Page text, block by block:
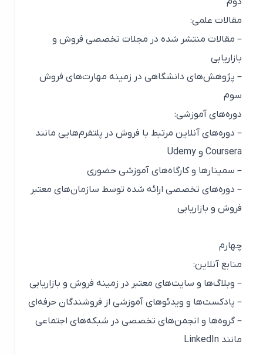
مقالات علمی:
– مقالات منتشر شده در مجلات تخصصی فروش و
بازاریابی
– پژوهش‌های دانشگاهی در زمینه مهارت‌های فروش
سوم
دوره‌های آموزشی:
– دوره‌های آنلاین مرتبط با فروش در پلتفرم‌هایی مانند
Coursera و Udemy
– سمینارها و کارگاه‌های آموزشی حضوری
– دوره‌های تخصصی ارائه شده توسط سازمان‌های معتبر
فروش و بازاریابی
چهارم
منابع آنلاین:
– وبلاگ‌ها و سایت‌های معتبر در زمینه فروش و بازاریابی
– پادکست‌ها و ویدئوهای آموزشی از فروشندگان حرفه‌ای
– گروه‌ها و انجمن‌های تخصصی در شبکه‌های اجتماعی
مانند LinkedIn